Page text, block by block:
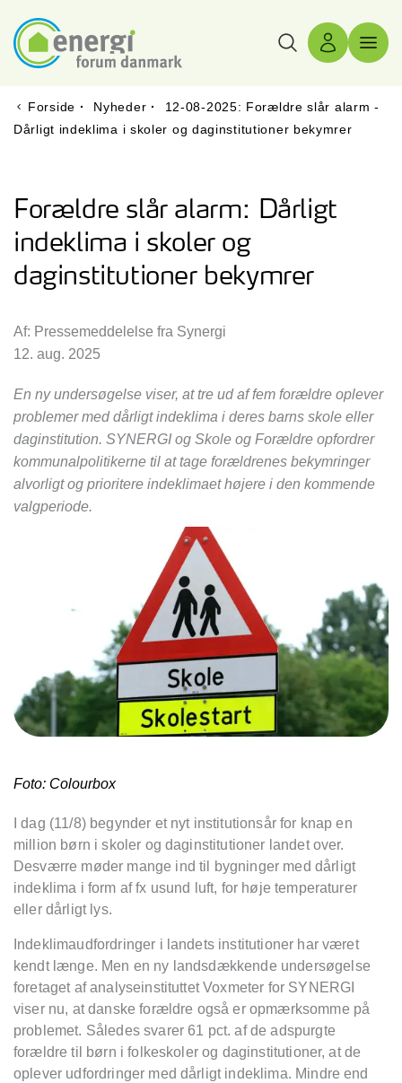
Søg Log ind
Forside · Nyheder ·
12-08-2025: Forældre slår alarm -
Dårligt indeklima i skoler og daginstitutioner bekymrer
Forældre slår alarm: Dårligt
indeklima i skoler og
daginstitutioner bekymrer
Af: Pressemeddelelse fra Synergi
12. aug. 2025
En ny undersøgelse viser, at tre ud af fem forældre oplever
problemer med dårligt indeklima i deres barns skole eller
daginstitution. SYNERGI og Skole og Forældre opfordrer
kommunalpolitikerne til at tage forældrenes bekymringer
alvorligt og prioritere indeklimaet højere i den kommende
valgperiode.
Foto: Colourbox
I dag (11/8) begynder et nyt institutionsår for knap en
million børn i skoler og daginstitutioner landet over.
Desværre møder mange ind til bygninger med dårligt
indeklima i form af fx usund luft, for høje temperaturer
eller dårligt lys.
Indeklimaudfordringer i landets institutioner har været
kendt længe. Men en ny landsdækkende undersøgelse
foretaget af analyseinstituttet Voxmeter for SYNERGI
viser nu, at danske forældre også er opmærksomme på
problemet. Således svarer 61 pct. af de adspurgte
forældre til børn i folkeskoler og daginstitutioner, at de
oplever udfordringer med dårligt indeklima. Mindre end